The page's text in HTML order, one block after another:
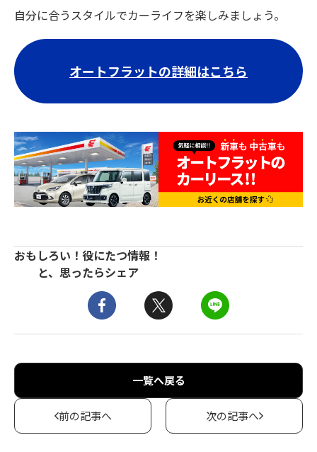
自分に合うスタイルでカーライフを楽しみましょう。
オートフラットの詳細はこちら
おもしろい！役にたつ情報！
と、思ったらシェア
一覧へ戻る
前の記事へ 次の記事へ